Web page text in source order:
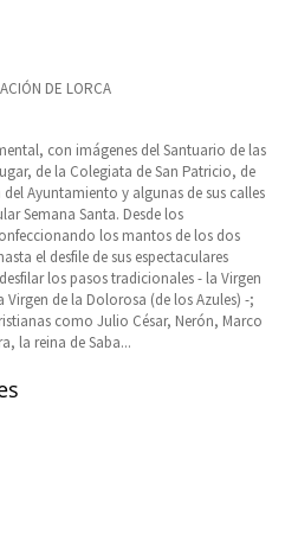
con imágenes del Santuario de las
de la Colegiata de San Patricio, de
Ayuntamiento y algunas de sus calles
Semana Santa. Desde los
los mantos de los dos
el desfile de sus espectaculares
los pasos tradicionales - la Virgen
de la Dolorosa (de los Azules) -;
como Julio César, Nerón, Marco
la reina de Saba...